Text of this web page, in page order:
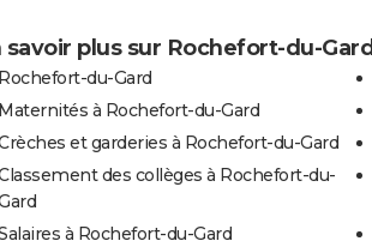
savoir plus sur Rochefort-du-Gard
Rochefort-du-Gard
Maternités à Rochefort-du-Gard
et garderies à Rochefort-du-Gard
des collèges à Rochefort-du-
à Rochefort-du-Gard